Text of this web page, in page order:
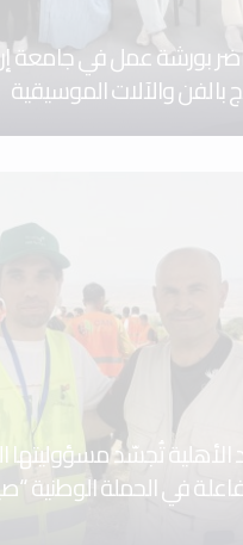
بورشة عمل في جامعة
بالفن والآلات الموسيقية
الأهلية تُجسّد مسؤوليتها
في الحملة الوطنية